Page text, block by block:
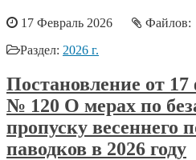
17 Февраль 2026
Раздел: 2026 г.
Постановление от 17
№ 120 О мерах по
пропуску весеннего
паводков в 2026 году